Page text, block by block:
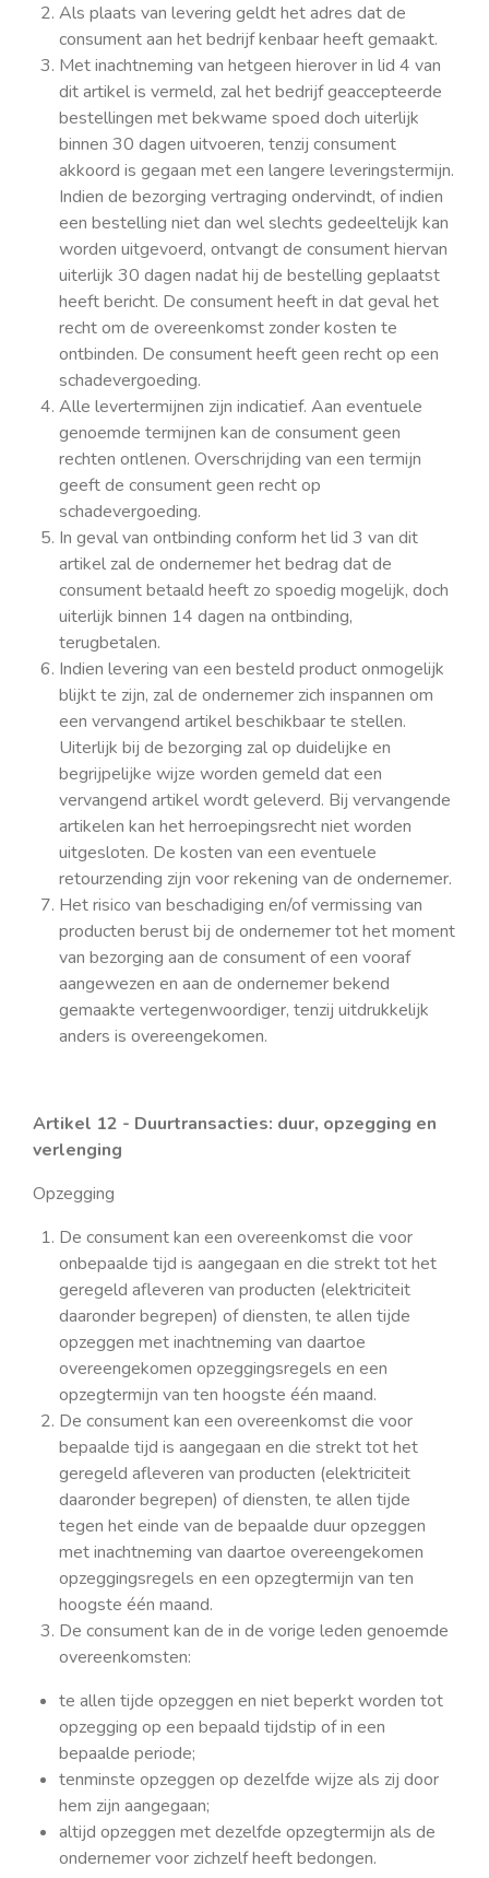
Als plaats van levering geldt het adres dat de
consument aan het bedrijf kenbaar heeft gemaakt.
Met inachtneming van hetgeen hierover in lid 4 van
dit artikel is vermeld, zal het bedrijf geaccepteerde
bestellingen met bekwame spoed doch uiterlijk
binnen 30 dagen uitvoeren, tenzij consument
akkoord is gegaan met een langere leveringstermijn.
Indien de bezorging vertraging ondervindt, of indien
een bestelling niet dan wel slechts gedeeltelijk kan
worden uitgevoerd, ontvangt de consument hiervan
uiterlijk 30 dagen nadat hij de bestelling geplaatst
heeft bericht. De consument heeft in dat geval het
recht om de overeenkomst zonder kosten te
ontbinden. De consument heeft geen recht op een
schadevergoeding.
Alle levertermijnen zijn indicatief. Aan eventuele
genoemde termijnen kan de consument geen
rechten ontlenen. Overschrijding van een termijn
geeft de consument geen recht op
schadevergoeding.
In geval van ontbinding conform het lid 3 van dit
artikel zal de ondernemer het bedrag dat de
consument betaald heeft zo spoedig mogelijk, doch
uiterlijk binnen 14 dagen na ontbinding,
terugbetalen.
Indien levering van een besteld product onmogelijk
blijkt te zijn, zal de ondernemer zich inspannen om
een vervangend artikel beschikbaar te stellen.
Uiterlijk bij de bezorging zal op duidelijke en
begrijpelijke wijze worden gemeld dat een
vervangend artikel wordt geleverd. Bij vervangende
artikelen kan het herroepingsrecht niet worden
uitgesloten. De kosten van een eventuele
retourzending zijn voor rekening van de ondernemer.
Het risico van beschadiging en/of vermissing van
producten berust bij de ondernemer tot het moment
van bezorging aan de consument of een vooraf
aangewezen en aan de ondernemer bekend
gemaakte vertegenwoordiger, tenzij uitdrukkelijk
anders is overeengekomen.
Artikel 12 - Duurtransacties: duur, opzegging en
verlenging
Opzegging
De consument kan een overeenkomst die voor
onbepaalde tijd is aangegaan en die strekt tot het
geregeld afleveren van producten (elektriciteit
daaronder begrepen) of diensten, te allen tijde
opzeggen met inachtneming van daartoe
overeengekomen opzeggingsregels en een
opzegtermijn van ten hoogste één maand.
De consument kan een overeenkomst die voor
bepaalde tijd is aangegaan en die strekt tot het
geregeld afleveren van producten (elektriciteit
daaronder begrepen) of diensten, te allen tijde
tegen het einde van de bepaalde duur opzeggen
met inachtneming van daartoe overeengekomen
opzeggingsregels en een opzegtermijn van ten
hoogste één maand.
De consument kan de in de vorige leden genoemde
overeenkomsten:
te allen tijde opzeggen en niet beperkt worden tot
opzegging op een bepaald tijdstip of in een
bepaalde periode;
tenminste opzeggen op dezelfde wijze als zij door
hem zijn aangegaan;
altijd opzeggen met dezelfde opzegtermijn als de
ondernemer voor zichzelf heeft bedongen.